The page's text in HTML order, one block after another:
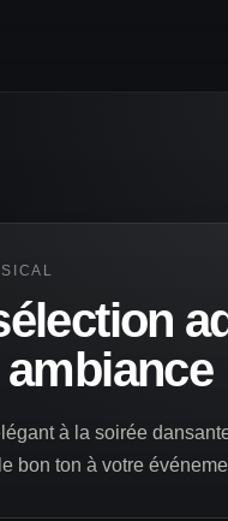
à la soirée
bon ton à votre